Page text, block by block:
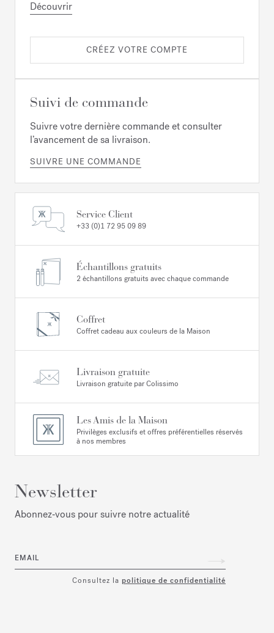
Découvrir
CRÉEZ VOTRE COMPTE
Suivi de commande
Suivre votre dernière commande et consulter
l’avancement de sa livraison.
SUIVRE UNE COMMANDE
Service Client
+33 (0)1 72 95 09 89
Échantillons gratuits
2 échantillons gratuits avec chaque commande
Coffret
Coffret cadeau aux couleurs de la Maison
Livraison gratuite
Livraison gratuite par Colissimo
Les Amis de la Maison
Privilèges exclusifs et offres préférentielles réservés
à nos membres
Newsletter
Abonnez‑vous pour suivre notre actualité
EMAIL
Consultez la politique de confidentialité